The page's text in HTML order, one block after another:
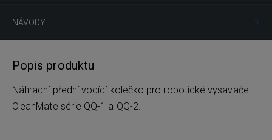
NÁVODY
Popis produktu
Náhradní přední vodící kolečko pro robotické vysavače
CleanMate série QQ-1 a QQ-2.